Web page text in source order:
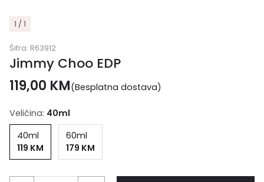
1 / 1
Šifra: R63912
Jimmy Choo EDP
119,00 KM(Besplatna dostava)
Veličina: 40ml
40ml
119 KM
60ml
179 KM